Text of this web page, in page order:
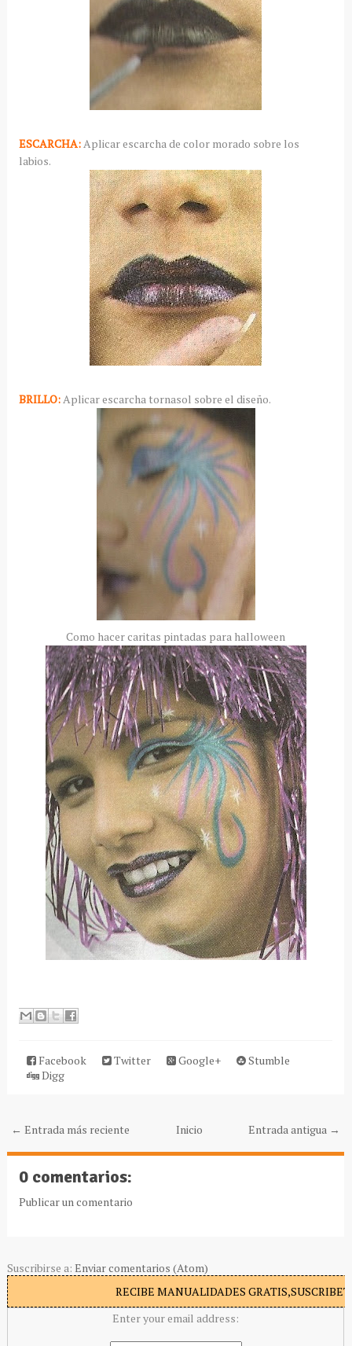
ESCARCHA:Aplicar escarcha de color morado sobre los
labios.
BRILLO:Aplicar escarcha tornasol sobre el diseño.
Como hacer caritas pintadas para halloween
Facebook Twitter Google+
Stumble
Digg
← Entrada más reciente Entrada antigua →
Inicio
0 comentarios:
Publicar un comentario
Suscribirse a: Enviar comentarios (Atom)
RECIBE MANUALIDADES
Enter your email address: